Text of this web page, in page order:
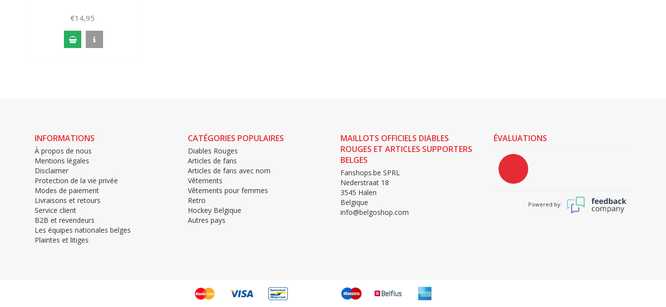
€14,95
INFORMATIONS
À propos de nous
Mentions légales
Disclaimer
Protection de la vie privée
Modes de paiement
Livraisons et retours
Service client
B2B et revendeurs
Les équipes nationales belges
Plaintes et litiges
CATÉGORIES POPULAIRES
Diables Rouges
Articles de fans
Articles de fans avec nom
Vêtements
Vêtements pour femmes
Retro
Hockey Belgique
Autres pays
MAILLOTS OFFICIELS DIABLES
ROUGES ET ARTICLES SUPPORTERS
BELGES
Fanshops.be SPRL
Nederstraat 18
3545 Halen
Belgique
info@belgoshop.com
ÉVALUATIONS
Powered by: